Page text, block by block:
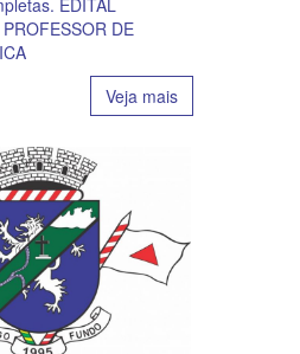
EDITAL
DE
Veja mais